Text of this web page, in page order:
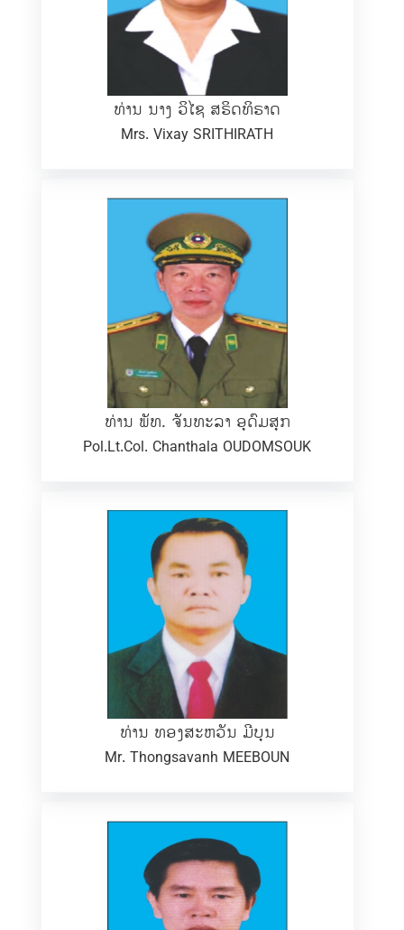
ທ່ານ ນາງ ວິໄຊ ສຣິດທິຣາດ
Mrs. Vixay SRITHIRATH
ທ່ານ ພັທ. ຈັນທະລາ ອຸດົມສຸກ
Pol.Lt.Col. Chanthala OUDOMSOUK
ທ່ານ ທອງສະຫວັນ ມີບຸນ
Mr. Thongsavanh MEEBOUN